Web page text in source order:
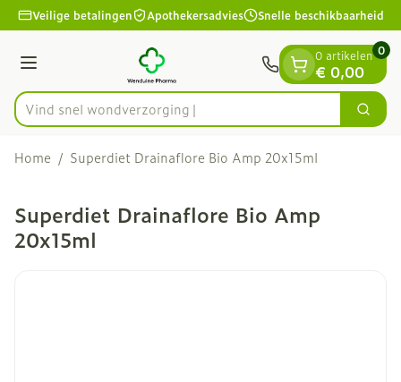
Ga naar de inhoud
1 van 1
Veilige betalingen Apothekersadvies Snelle beschikbaarheid
Menu
Product, merk, categorie...
Vind snel wond Zoek
0 artikelen
€ 0,00
0
Home / Superdiet Drainaflore Bio Amp 20x15ml
Superdiet Drainaflore Bio Amp
20x15ml